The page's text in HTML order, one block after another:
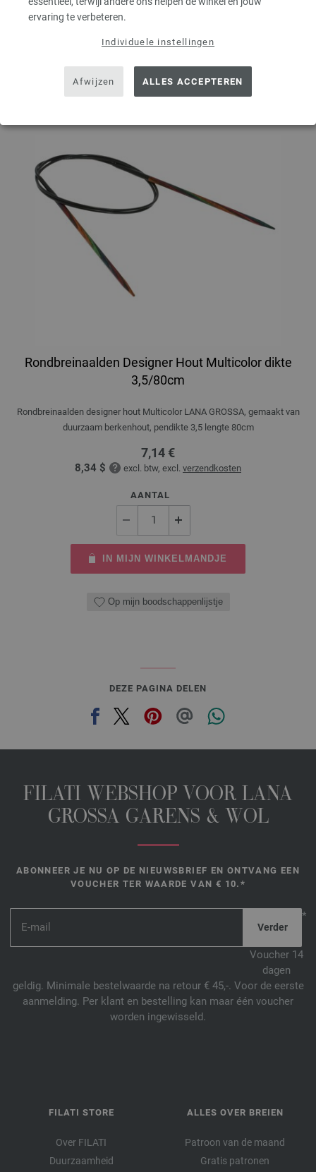
ervaring te verbeteren.
Individuele instellingen
Afwijzen ALLES ACCEPTEREN
Rondbreinaalden Designer Hout Multicolor dikte
3,5/80cm
Rondbreinaalden designer hout Multicolor LANA GROSSA, gemaakt van
duurzaam berkenhout, pendikte 3,5 lengte 80cm
7,14 €
8,34 $ excl. btw, excl. verzendkosten
AANTAL
IN MIJN WINKELMANDJE
Op mijn boodschappenlijstje
DEZE PAGINA DELEN
FILATI WEBSHOP VOOR LANA
GROSSA GARENS & WOL
ABONNEER JE NU OP DE NIEUWSBRIEF EN ONTVANG EEN
VOUCHER TER WAARDE VAN € 10.*
*
Voucher 14
dagen
geldig. Minimale bestelwaarde na retour € 45,-. Voor de eerste
aanmelding. Per klant en bestelling kan maar één voucher
worden ingewisseld.
FILATI STORE
Over FILATI
Duurzaamheid
ALLES OVER BREIEN
Patroon van de maand
Gratis patronen